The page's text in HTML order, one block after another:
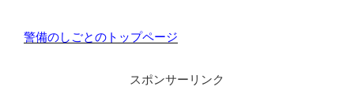
警備のしごとのトップページ
スポンサーリンク